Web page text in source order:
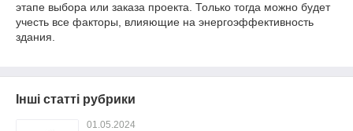
этапе выбора или заказа проекта. Только тогда можно будет
учесть все факторы, влияющие на энергоэффективность
здания.
Інші статті рубрики
01.05.2024